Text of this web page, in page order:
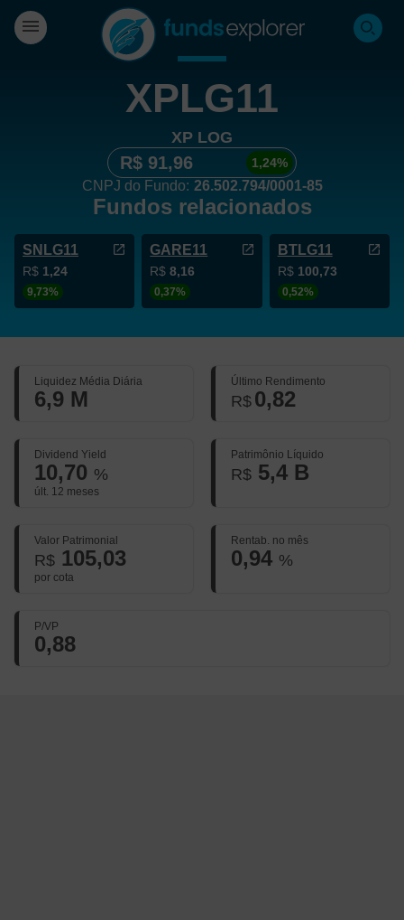
XPLG11
XP LOG
R$ 91,96 1,24%
CNPJ do Fundo: 26.502.794/0001-85
Fundos relacionados
SNLG11
R$ 1,24
9,73%
GARE11
R$8,16
0,37%
BTLG11
R$ 100,73
0,52%
Liquidez Média Diária
6,9 M
Último Rendimento
R$ 0,82
Dividend Yield
10,70 %
últ. 12 meses
Patrimônio Líquido
R$ 5,4 B
Valor Patrimonial
R$ 105,03
por cota
Rentab. no mês
0,94 %
P/VP
0,88